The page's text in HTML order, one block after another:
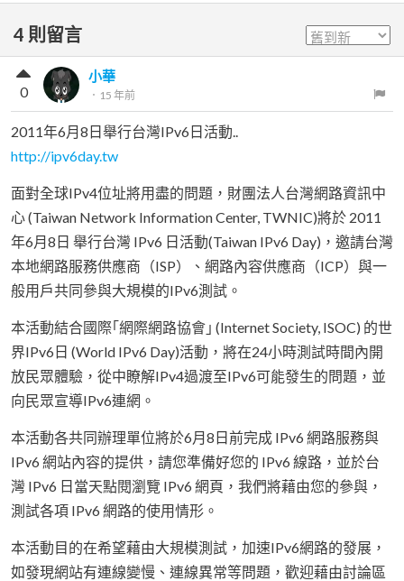
4 則留言
小華
． 15 年前
0
2011年6月8日舉行台灣IPv6日活動..
http://ipv6day.tw
面對全球IPv4位址將用盡的問題，財團法人台灣網路資訊中
心 (Taiwan Network Information Center, TWNIC)將於 2011
年6月8日 舉行台灣 IPv6 日活動(Taiwan IPv6 Day)，邀請台灣
本地網路服務供應商（ISP）、網路內容供應商（ICP）與一
般用戶共同參與大規模的IPv6測試。
本活動結合國際｢網際網路協會｣ (Internet Society, ISOC) 的世
界IPv6日 (World IPv6 Day)活動，將在24小時測試時間內開
放民眾體驗，從中瞭解IPv4過渡至IPv6可能發生的問題，並
向民眾宣導IPv6連網。
本活動各共同辦理單位將於6月8日前完成 IPv6 網路服務與
IPv6 網站內容的提供，請您準備好您的 IPv6 線路，並於台
灣 IPv6 日當天點閱瀏覽 IPv6 網頁，我們將藉由您的參與，
測試各項 IPv6 網路的使用情形。
本活動目的在希望藉由大規模測試，加速IPv6網路的發展，
如發現網站有連線變慢、連線異常等問題，歡迎藉由討論區